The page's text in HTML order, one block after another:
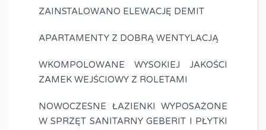
ZAINSTALOWANO ELEWACJĘ DEMIT
APARTAMENTY Z DOBRĄ WENTYLACJĄ
WKOMPOLOWANE WYSOKIEJ JAKOŚCI
ZAMEK WEJŚCIOWY Z ROLETAMI
NOWOCZESNE ŁAZIENKI WYPOSAŻONE
W SPRZĘT SANITARNY GEBERIT I PŁYTKI